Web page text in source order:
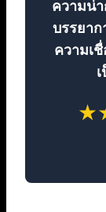
ความน่
บรรยา
ความเ
★